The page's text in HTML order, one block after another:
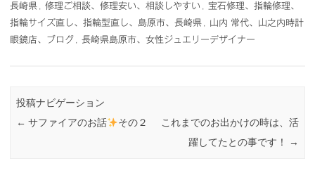
長崎県
修理ご相談、修理安い、相談しやすい
宝石修理、指輪修理、
指輪サイズ直し、指輪型直し、島原市、長崎県
山内 常代、山之内時計
眼鏡店、ブログ
長崎県島原市、女性ジュエリーデザイナー
投稿ナビゲーション
← サファイアのお話 その２
これまでのお出かけの時は、活
躍してたとの事です！
→